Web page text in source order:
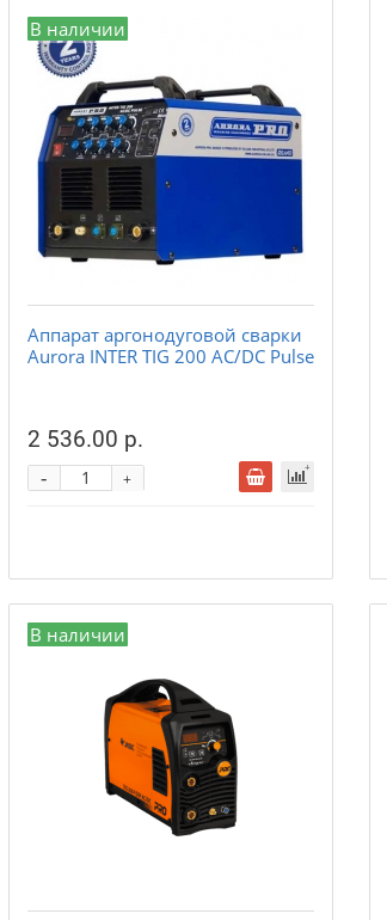
В наличии
Аппарат аргонодуговой сварки
Aurora INTER TIG 200 AC/DC Pulse
2 536.00 р.
+
-
В наличии